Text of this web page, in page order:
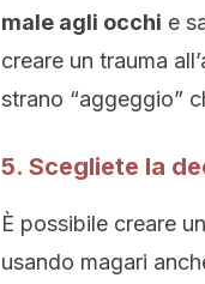
male agli occhi e
creare un trauma
strano “aggeggio”
5. Scegliete la
È possibile creare
usando magari